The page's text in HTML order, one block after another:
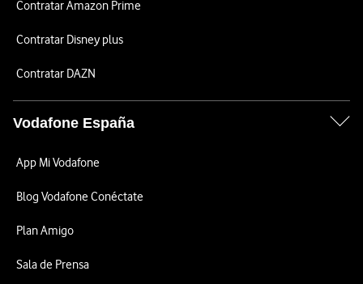
Contratar Amazon Prime
Contratar Disney plus
Contratar DAZN
Vodafone España
App Mi Vodafone
Blog Vodafone Conéctate
Plan Amigo
Sala de Prensa